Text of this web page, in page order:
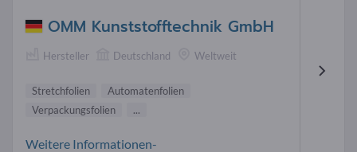
OMM Kunststofftechnik GmbH
Hersteller Deutschland Weltweit
Stretchfolien
Automatenfolien
Verpackungsfolien
...
Weitere Informationen-